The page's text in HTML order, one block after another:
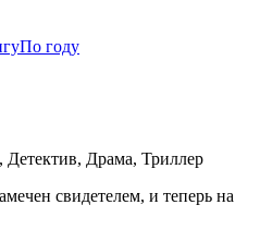
По году
Драма, Триллер
свидетелем, и теперь на